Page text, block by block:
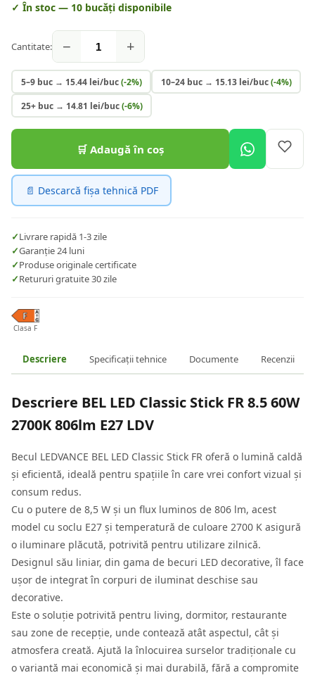
✓ În stoc — 10 bucăți disponibile
Cantitate: − +
5–9 buc→ 15.44lei/buc(-2%) 10–24 buc→ 15.13lei/buc(-4%)
25+ buc→ 14.81 lei/buc(-6%)
🛒 Adaugă în coș
📄 Descarcă fișa tehnică PDF
✓Livrare rapidă 1-3 zile
✓Garanție 24 luni
✓Produse originale certificate
✓Retururi gratuite 30 zile
Clasa F
Descriere Specificații tehnice Documente Recenzii
Descriere BEL LED Classic Stick FR 8.5 60W
2700K 806lm E27 LDV
Becul LEDVANCE BEL LED Classic Stick FR oferă o lumină caldă
și eficientă, ideală pentru spațiile în care vrei confort vizual și
consum redus.
Cu o putere de 8,5 W și un flux luminos de 806 lm, acest
model cu soclu E27 și temperatură de culoare 2700 K asigură
o iluminare plăcută, potrivită pentru utilizare zilnică.
Designul său liniar, din gama de becuri LED decorative, îl face
ușor de integrat în corpuri de iluminat deschise sau
decorative.
Este o soluție potrivită pentru living, dormitor, restaurante
sau zone de recepție, unde contează atât aspectul, cât și
atmosfera creată. Ajută la înlocuirea surselor tradiționale cu
o variantă mai economică și mai durabilă, fără a compromite